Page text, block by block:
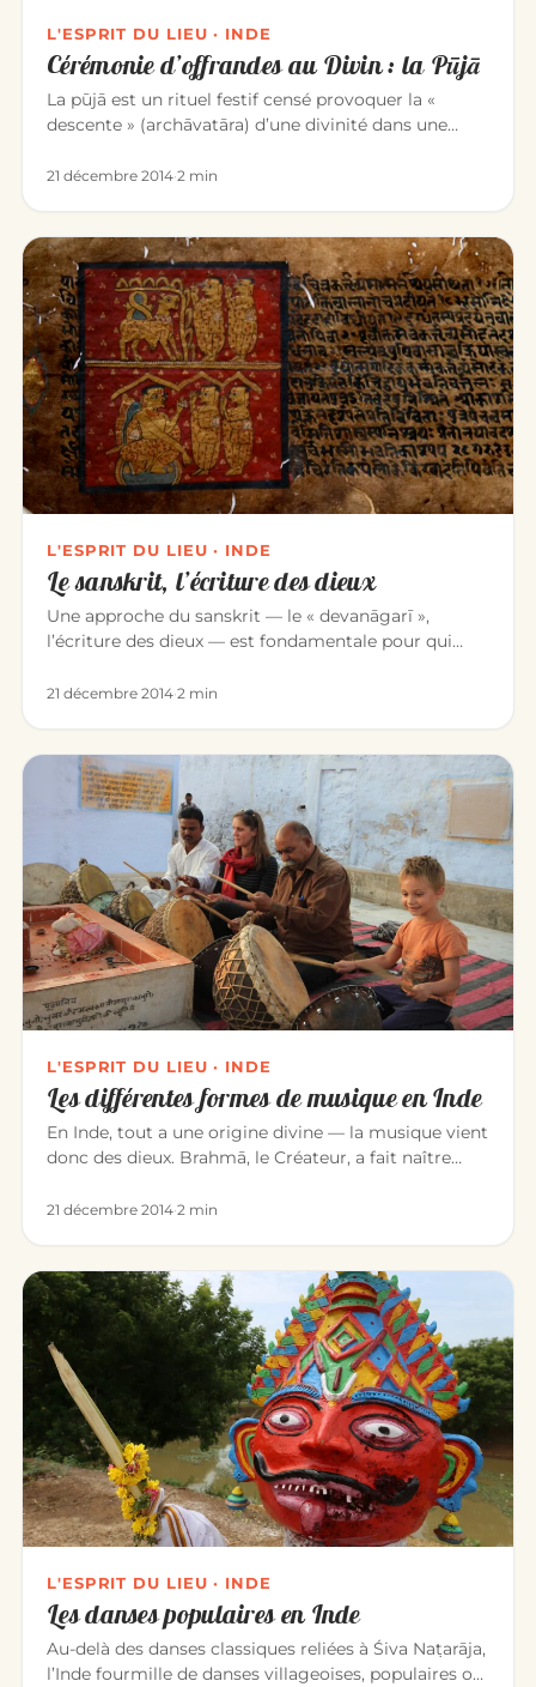
L'ESPRIT DU LIEU · INDE
Cérémonie d’offrandes au Divin : la Pūjā
La pūjā est un rituel festif censé provoquer la «
descente » (archāvatāra) d’une divinité dans une
21 décembre 2014·2 min
L'ESPRIT DU LIEU · INDE
Le sanskrit, l’écriture des dieux
Une approche du sanskrit — le « devanāgarī »,
l’écriture des dieux — est fondamentale pour qui
21 décembre 2014·2 min
L'ESPRIT DU LIEU · INDE
Les différentes formes de musique en Inde
En Inde, tout a une origine divine — la musique vient
donc des dieux. Brahmā, le Créateur, a fait naître
21 décembre 2014·2 min
L'ESPRIT DU LIEU · INDE
Les danses populaires en Inde
Au-delà des danses classiques reliées à Śiva Naṭarāja,
l’Inde fourmille de danses villageoises, populaires ou